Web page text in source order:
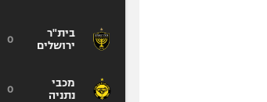
בית"ר
ירושלים
מכבי
נתניה
0
0